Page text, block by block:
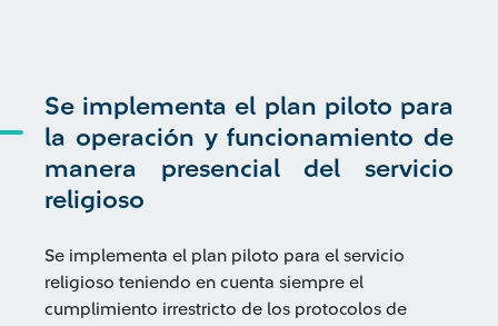
Se implementa el plan piloto para
la operación y funcionamiento de
manera presencial del servicio
religioso
Se implementa el plan piloto para el servicio
religioso teniendo en cuenta siempre el
cumplimiento irrestricto de los protocolos de